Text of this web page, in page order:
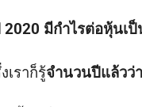
2020 มีกำไรต่อหุ้นเ
เราก็รู้จำนวนปีแล้วว่